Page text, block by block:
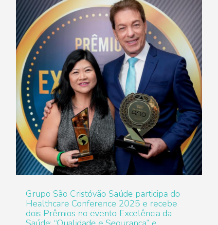
Grupo São Cristóvão Saúde participa do
Healthcare Conference 2025 e recebe
dois Prêmios no evento Excelência da